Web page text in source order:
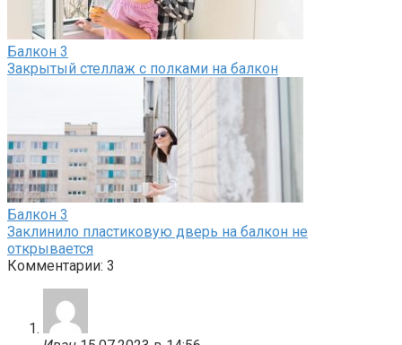
Балкон 3
Закрытый стеллаж с полками на балкон
Балкон 3
Заклинило пластиковую дверь на балкон не
открывается
Комментарии: 3